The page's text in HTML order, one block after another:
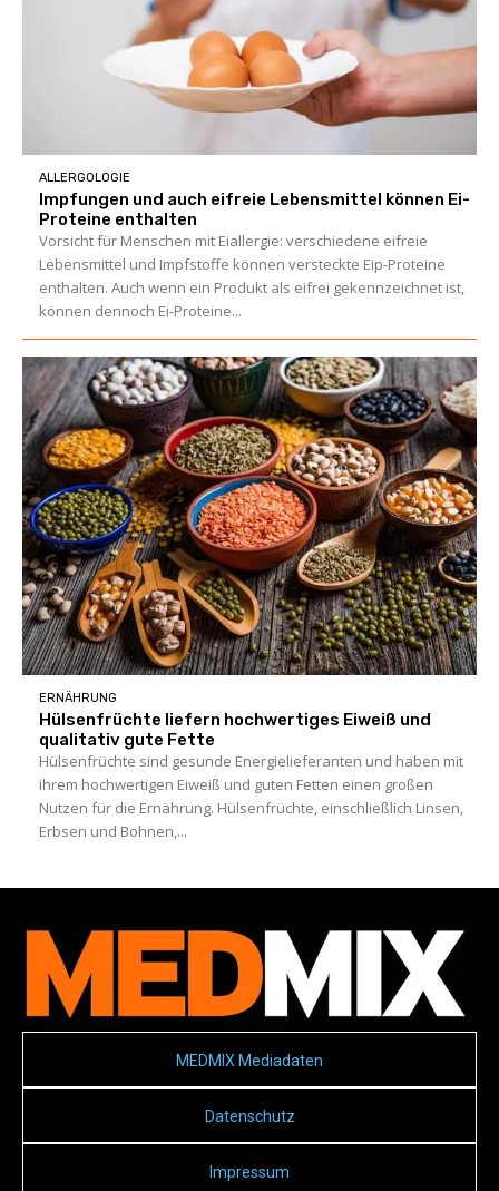
ALLERGOLOGIE
Impfungen und auch eifreie Lebensmittel können Ei-
Proteine enthalten
Vorsicht für Menschen mit Eiallergie: verschiedene eifreie
Lebensmittel und Impfstoffe können versteckte Eip-Proteine
enthalten. Auch wenn ein Produkt als eifrei gekennzeichnet ist,
können dennoch Ei-Proteine...
ERNÄHRUNG
Hülsenfrüchte liefern hochwertiges Eiweiß und
qualitativ gute Fette
Hülsenfrüchte sind gesunde Energielieferanten und haben mit
ihrem hochwertigen Eiweiß und guten Fetten einen großen
Nutzen für die Ernährung. Hülsenfrüchte, einschließlich Linsen,
Erbsen und Bohnen,...
MEDMIX Mediadaten
Datenschutz
Impressum